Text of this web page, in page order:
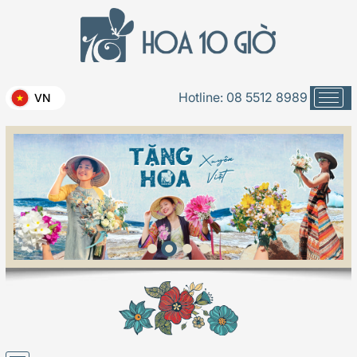
Hotline: 08 5512 8989
VN
Bát hoa để bàn